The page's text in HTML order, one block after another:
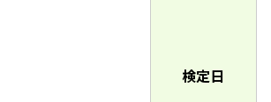
検定日